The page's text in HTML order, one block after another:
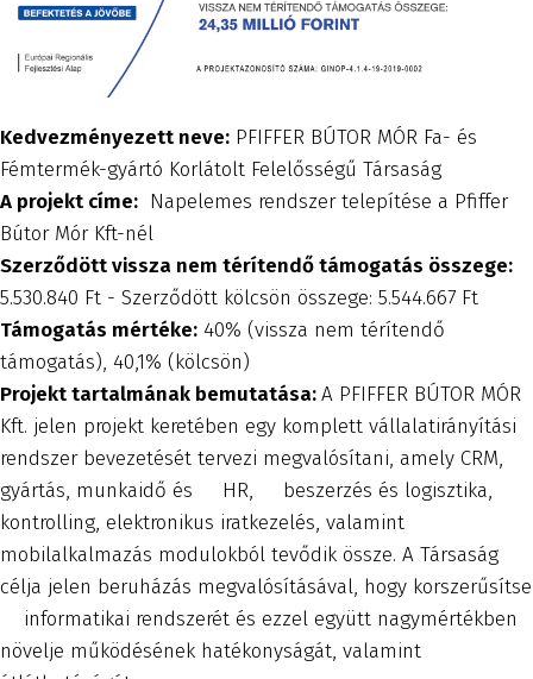
Kedvezményezett neve: PFIFFER BÚTOR MÓR Fa- és
Fémtermék-gyártó Korlátolt Felelősségű Társaság
A projekt címe: Napelemes rendszer telepítése a Pfiffer
Bútor Mór Kft-nél
Szerződött vissza nem térítendő támogatás összege:
5.530.840 Ft - Szerződött kölcsön összege: 5.544.667 Ft
Támogatás mértéke: 40% (vissza nem térítendő
támogatás), 40,1% (kölcsön)
Projekt tartalmának bemutatása:A PFIFFER BÚTOR MÓR
Kft. jelen projekt keretében egy komplett vállalatirányítási
rendszer bevezetését tervezi megvalósítani, amely CRM,
gyártás, munkaidő és HR, beszerzés és logisztika,
kontrolling, elektronikus iratkezelés, valamint
mobilalkalmazás modulokból tevődik össze. A Társaság
célja jelen beruházás megvalósításával, hogy korszerűsítse
informatikai rendszerét és ezzel együtt nagymértékben
növelje működésének hatékonyságát, valamint